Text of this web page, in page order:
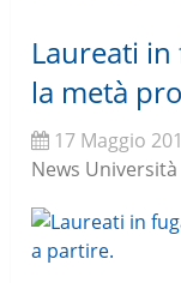
Laureati in
la metà
17 Maggio
News Università